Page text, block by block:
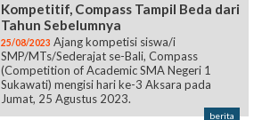
Kompetitif, Compass Tampil Beda dari
Tahun Sebelumnya
25/08/2023 Ajang kompetisi siswa/i
SMP/MTs/Sederajat se-Bali, Compass
(Competition of Academic SMA Negeri 1
Sukawati) mengisi hari ke-3 Aksara pada
Jumat, 25 Agustus 2023.
berita